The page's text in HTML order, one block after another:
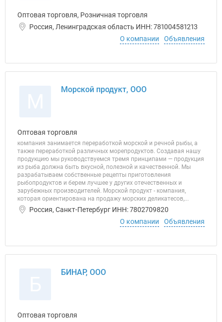
Оптовая торговля, Розничная торговля
Россия, Ленинградская область ИНН: 781004581213
О компании
Объявления
Морской продукт, ООО
Оптовая торговля
компания занимается переработкой морской и речной рыбы, а
также переработкой различных морепродуктов. Создавая нашу
продукцию мы руководствуемся тремя принципами — продукция
из рыба должна быть вкусной, полезной и качественной. Мы
разрабатываем собственные рецепты приготовления
рыбопродуктов и берем лучшее у других отечественных и
зарубежных производителей. Морской продукт - компания,
которая ориентирована на продажу морских деликатесов,...
Россия, Санкт-Петербург ИНН: 7802709820
О компании
Объявления
БИНАР, ООО
Оптовая торговля